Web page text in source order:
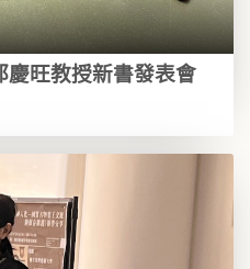
慶旺教授新書發表會